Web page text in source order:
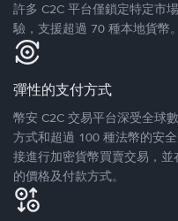
許多 C2C 平台僅鎖定特定市
驗，支援超過 70 種本地貨幣。
彈性的支付方式
幣安 C2C 交易平台深受全球
方式和超過 100 種法幣的安
接進行加密貨幣買賣交易，
的價格及付款方式。